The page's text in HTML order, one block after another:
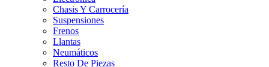
Suspensiones
Frenos
Llantas
Neumáticos
Resto De Piezas
Equipación Piloto